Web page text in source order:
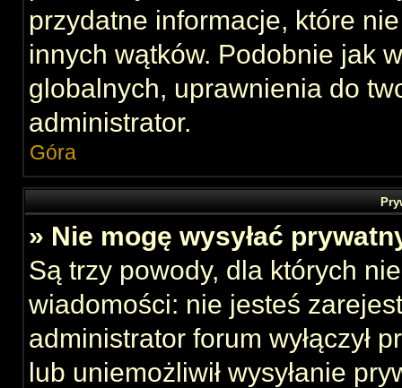
przydatne informacje, które
innych wątków. Podobnie jak
globalnych, uprawnienia do
administrator.
Góra
» Nie mogę wysyłać
Są trzy powody, dla których
wiadomości: nie jesteś
administrator forum wyłączył
lub uniemożliwił wysyłanie